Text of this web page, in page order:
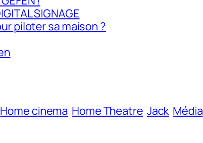
SIGNAGE
piloter sa maison ?
Home cinema Home Theatre Jack Média